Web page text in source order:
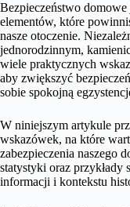
Bezpieczeństwo
elementów, które
nasze otoczenie.
jednorodzinnym,
wiele praktycznych
aby zwiększyć
sobie spokojną
W niniejszym artykule
wskazówek, na które
zabezpieczenia naszego
statystyki oraz przykłady
informacji i kontekstu